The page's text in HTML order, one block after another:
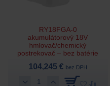
RY18FGA-0
akumulátorový 18V
hmlovač/chemický
postrekovač – bez batérie
104,245 € bez DPH